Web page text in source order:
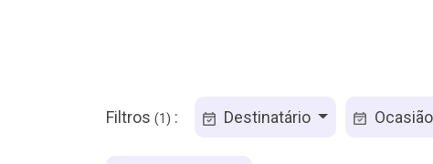
Filtros (1) : Destinatário Ocasião